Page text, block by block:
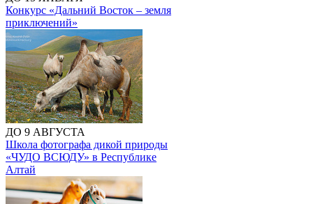
Конкурс «Дальний Восток – земля
приключений»
ДО 9 АВГУСТА
Школа фотографа дикой природы
«ЧУДО ВСЮДУ» в Республике
Алтай